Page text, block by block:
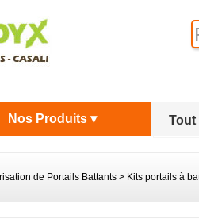
Tout
Nos Produits ▾
de Portails Battants> Kits portails à